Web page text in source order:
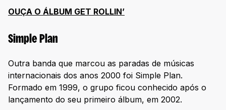
OUÇA O ÁLBUM GET ROLLIN’
Simple Plan
Outra banda que marcou as paradas de músicas
internacionais dos anos 2000 foi Simple Plan.
Formado em 1999, o grupo ficou conhecido após o
lançamento do seu primeiro álbum, em 2002.